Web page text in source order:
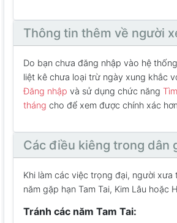
Thông tin thêm về người
Do bạn chưa đăng nhập vào hệ
liệt kê chưa loại trừ ngày xung khắc
Đăng nhập và sử dụng chức năng
tháng cho để xem được chính xác
Các điều kiêng trong dân
Khi làm các việc trọng đại, người xưa
năm gặp hạn Tam Tai, Kim Lâu hoặc
Tránh các năm Tam Tai: